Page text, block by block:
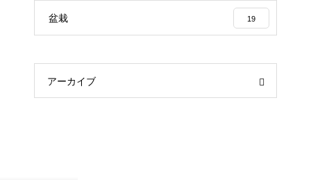
盆栽 19
アーカイブ